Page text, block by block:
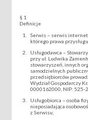
§ 1
Definicje
Serwis – serwis
którego prawa
Usługodawca –
przy ul. Ludwika
stowarzyszeń, innych
samodzielnych
przedsiębiorców
Wydział Gospodarczy
0000162000, NIP: 525-
Usługobiorca – osoba
nieposiadająca
z Serwisu;